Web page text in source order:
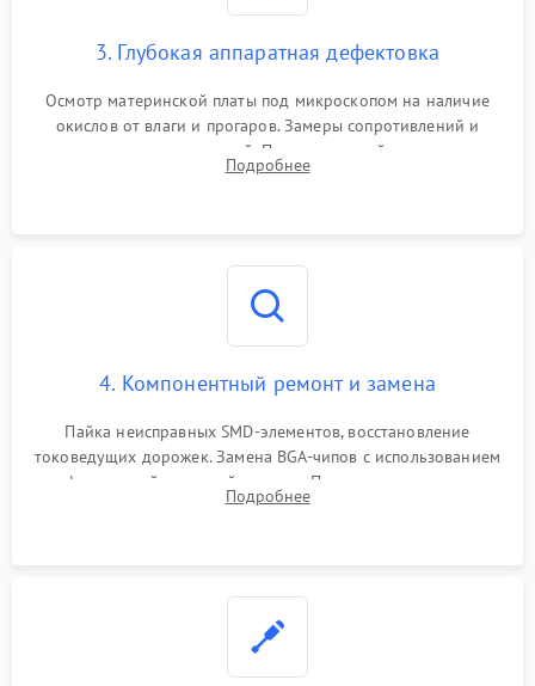
3. Глубокая аппаратная дефектовка
Осмотр материнской платы под микроскопом на наличие
окислов от влаги и прогаров. Замеры сопротивлений и
дежурных напряжений. Проверка цепей питания,
мультиконтроллера, процессора и видеочипа.
Подробнее
4. Компонентный ремонт и замена
Пайка неисправных SMD-элементов, восстановление
токоведущих дорожек. Замена BGA-чипов с использованием
инфракрасной паяльной станции. Прошивка микросхемы
BIOS или замена поврежденных портов USB
Подробнее